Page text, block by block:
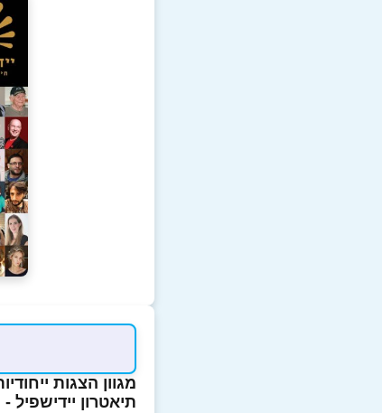
מגוון הצגות
תיאטרון יידישפיל